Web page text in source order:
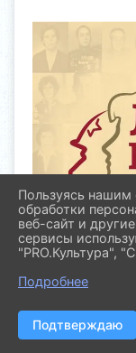
1941-1945 гг.»
исторический
направленный
Пользуясь нашим
обработки
веб-сайт и
сервисы
"PRO.Культура",
Подробнее
Подтверждаю